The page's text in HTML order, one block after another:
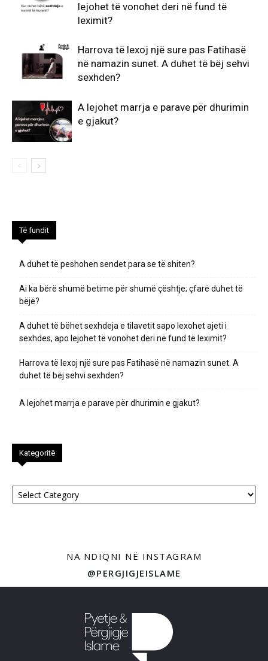
lejohet të vonohet deri në fund të
leximit?
Harrova të lexoj një sure pas Fatihasë
në namazin sunet. A duhet të bëj sehvi
sexhden?
A lejohet marrja e parave për dhurimin
e gjakut?
Të fundit
A duhet të peshohen sendet para se të shiten?
Ai ka bërë shumë betime për shumë çështje; çfarë duhet të
bëjë?
A duhet të bëhet sexhdeja e tilavetit sapo lexohet ajeti i
sexhdes, apo lejohet të vonohet deri në fund të leximit?
Harrova të lexoj një sure pas Fatihasë në namazin sunet. A
duhet të bëj sehvi sexhden?
A lejohet marrja e parave për dhurimin e gjakut?
Kategoritë
Kategoritë
NA NDIQNI NË INSTAGRAM
@PERGJIGJEISLAME